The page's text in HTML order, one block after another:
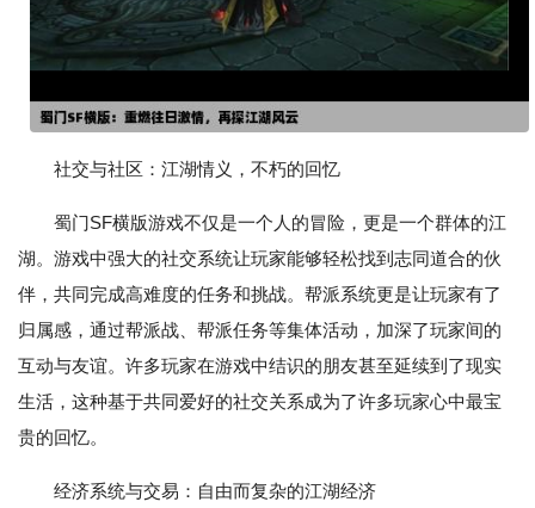
社交与社区：江湖情义，不朽的回忆
蜀门SF横版游戏不仅是一个人的冒险，更是一个群体的江
湖。游戏中强大的社交系统让玩家能够轻松找到志同道合的伙
伴，共同完成高难度的任务和挑战。帮派系统更是让玩家有了
归属感，通过帮派战、帮派任务等集体活动，加深了玩家间的
互动与友谊。许多玩家在游戏中结识的朋友甚至延续到了现实
生活，这种基于共同爱好的社交关系成为了许多玩家心中最宝
贵的回忆。
经济系统与交易：自由而复杂的江湖经济